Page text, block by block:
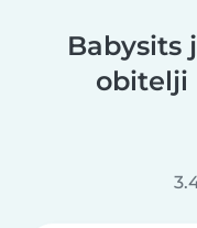
Babysits
obitelji